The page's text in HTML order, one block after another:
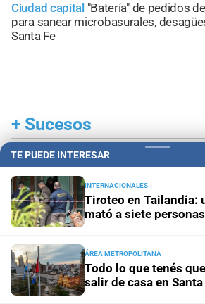
Ciudad capital "Batería" de pedidos
para sanear microbasurales,
Santa Fe
+ Sucesos
TE PUEDE INTERESAR
INTERNACIONALES
Tiroteo en Tailandia:
mató a siete
ÁREA METROPOLITANA
Todo lo que tenés
salir de casa en